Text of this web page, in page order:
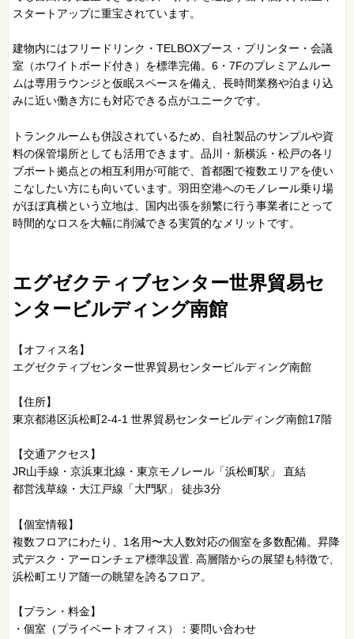
スタートアップに重宝されています。
建物内にはフリードリンク・TELBOXブース・プリンター・会議
室（ホワイトボード付き）を標準完備。6・7Fのプレミアムルー
ムは専用ラウンジと仮眠スペースを備え、長時間業務や泊まり込
みに近い働き方にも対応できる点がユニークです。
トランクルームも併設されているため、自社製品のサンプルや資
料の保管場所としても活用できます。品川・新横浜・松戸の各リ
ブポート拠点との相互利用が可能で、首都圏で複数エリアを使い
こなしたい方にも向いています。羽田空港へのモノレール乗り場
がほぼ真横という立地は、国内出張を頻繁に行う事業者にとって
時間的なロスを大幅に削減できる実質的なメリットです。
エグゼクティブセンター世界貿易セ
ンタービルディング南館
【オフィス名】
エグゼクティブセンター世界貿易センタービルディング南館
【住所】
東京都港区浜松町2-4-1 世界貿易センタービルディング南館17階
【交通アクセス】
JR山手線・京浜東北線・東京モノレール「浜松町駅」 直結
都営浅草線・大江戸線「大門駅」 徒歩3分
【個室情報】
複数フロアにわたり、1名用〜大人数対応の個室を多数配備。昇降
式デスク・アーロンチェア標準設置. 高層階からの展望も特徴で、
浜松町エリア随一の眺望を誇るフロア。
【プラン・料金】
・個室（プライベートオフィス）：要問い合わせ